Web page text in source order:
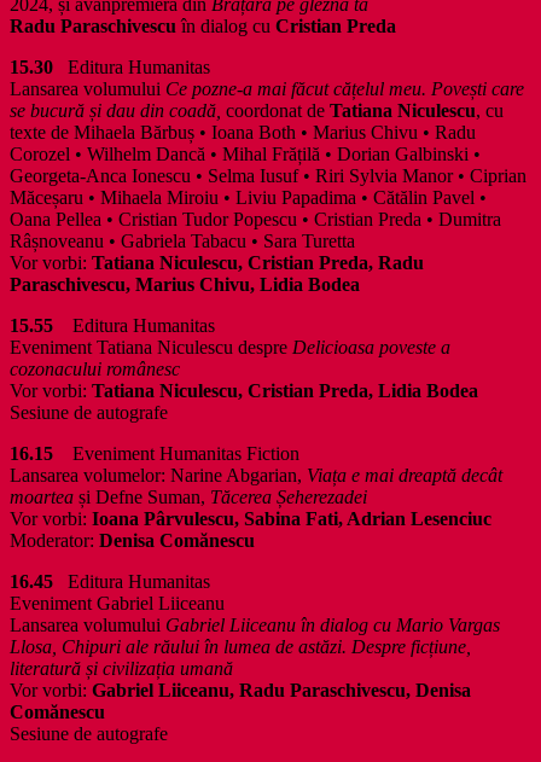
2024, și avanpremieră din Brățară pe glezna ta
Radu Paraschivescu în dialog cu Cristian Preda
15.30 Editura Humanitas
Lansarea volumului Ce pozne-a mai făcut cățelul meu. Povești care
se bucură și dau din coadă, coordonat de Tatiana Niculescu, cu
texte de Mihaela Bărbuș • Ioana Both • Marius Chivu • Radu
Corozel • Wilhelm Dancă • Mihal Frățilă • Dorian Galbinski •
Georgeta-Anca Ionescu • Selma Iusuf • Riri Sylvia Manor • Ciprian
Măceșaru • Mihaela Miroiu • Liviu Papadima • Cătălin Pavel •
Oana Pellea • Cristian Tudor Popescu • Cristian Preda • Dumitra
Râșnoveanu • Gabriela Tabacu • Sara Turetta
Vor vorbi: Tatiana Niculescu, Cristian Preda, Radu
Paraschivescu, Marius Chivu, Lidia Bodea
15.55 Editura Humanitas
Eveniment Tatiana Niculescu despre Delicioasa poveste a
cozonacului românesc
Vor vorbi: Tatiana Niculescu, Cristian Preda, Lidia Bodea
Sesiune de autografe
16.15 Eveniment Humanitas Fiction
Lansarea volumelor: Narine Abgarian, Viața e mai dreaptă decât
moartea și Defne Suman, Tăcerea Șeherezadei
Vor vorbi: Ioana Pârvulescu, Sabina Fati, Adrian Lesenciuc
Moderator: Denisa Comănescu
16.45 Editura Humanitas
Eveniment Gabriel Liiceanu
Lansarea volumului Gabriel Liiceanu în dialog cu Mario Vargas
Llosa, Chipuri ale răului în lumea de astăzi. Despre ficțiune,
literatură și civilizația umană
Vor vorbi: Gabriel Liiceanu, Radu Paraschivescu, Denisa
Comănescu
Sesiune de autografe